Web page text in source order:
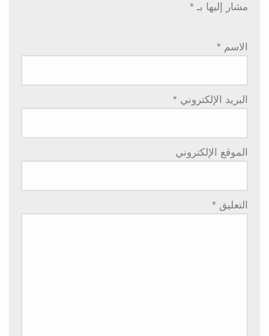
مشار إليها بـ *
الاسم *
البريد الإلكتروني *
الموقع الإلكتروني
التعليق *